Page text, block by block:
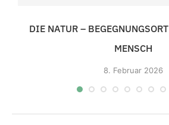
DIE NATUR –
MENSCH
8. Februar 2026